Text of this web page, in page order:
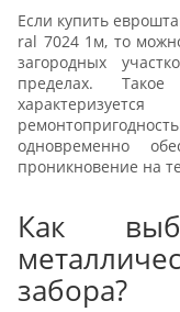
Если купить
ral 7024 1м, то
загородных
пределах.
одновременно
проникновение на
Как
забора?